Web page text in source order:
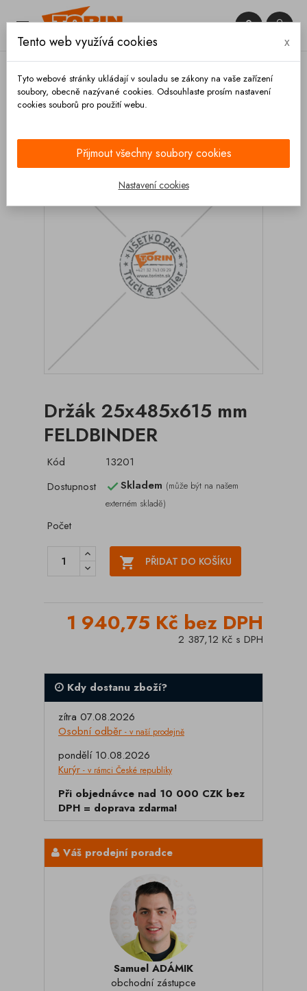
 

Držák 25x485x615 mm
FELDBINDER
Kód
13201
Dostupnost
Skladem (může být na našem
externém skladě)
Počet
 PŘIDAT DO KOŠÍKU
1 940,75 Kč bez DPH
2 387,12 Kč s DPH
Kdy dostanu zboží?
zítra 07.08.2026
Osobní odběr - v naší prodejně
pondělí 10.08.2026
Kurýr - v rámci České republiky
Při objednávce nad 10 000 CZK bez
DPH = doprava zdarma!
Váš prodejní poradce
Samuel ADÁMIK
obchodní zástupce
Tento web využívá cookies x
Tyto webové stránky ukládají v souladu se zákony na vaše zařízení
soubory, obecně nazývané cookies. Odsouhlaste prosím nastavení
cookies souborů pro použití webu.
Přijmout všechny soubory cookies
Nastavení cookies